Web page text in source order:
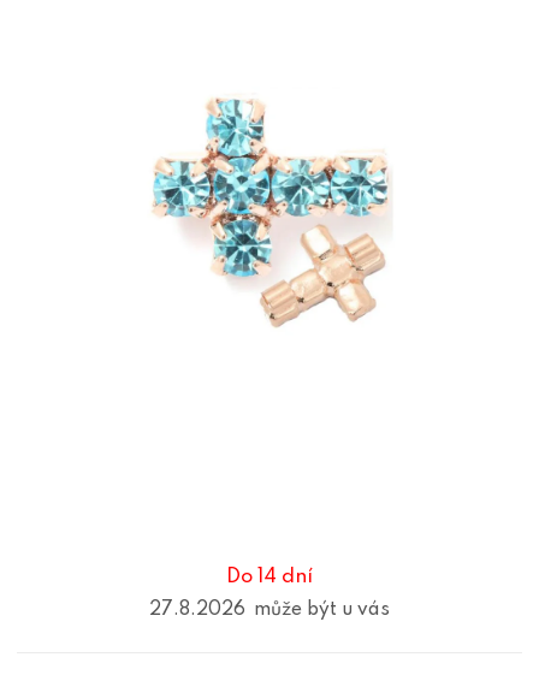
Do 14 dní
27.8.2026